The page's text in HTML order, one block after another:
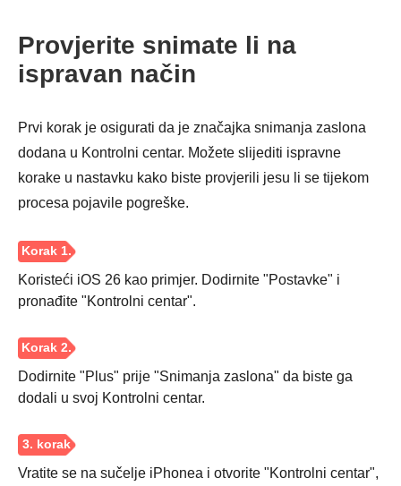
Provjerite snimate li na
ispravan način
Prvi korak je osigurati da je značajka snimanja zaslona
dodana u Kontrolni centar. Možete slijediti ispravne
korake u nastavku kako biste provjerili jesu li se tijekom
procesa pojavile pogreške.
Koristeći iOS 26 kao primjer. Dodirnite "Postavke" i
pronađite "Kontrolni centar".
Dodirnite "Plus" prije "Snimanja zaslona" da biste ga
dodali u svoj Kontrolni centar.
Vratite se na sučelje iPhonea i otvorite "Kontrolni centar",